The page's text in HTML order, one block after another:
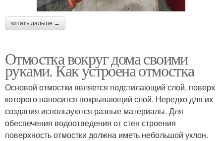
читать дальше →
Отмостка вокруг дома своими
руками. Как устроена отмостка
Основой отмостки является подстилающий слой, поверх
которого наносится покрывающий слой. Нередко для их
создания используются разные материалы. Для
обеспечения водоотведения от стен строения
поверхность отмостки должна иметь небольшой уклон.